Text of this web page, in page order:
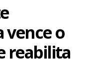
vence o
reabilita